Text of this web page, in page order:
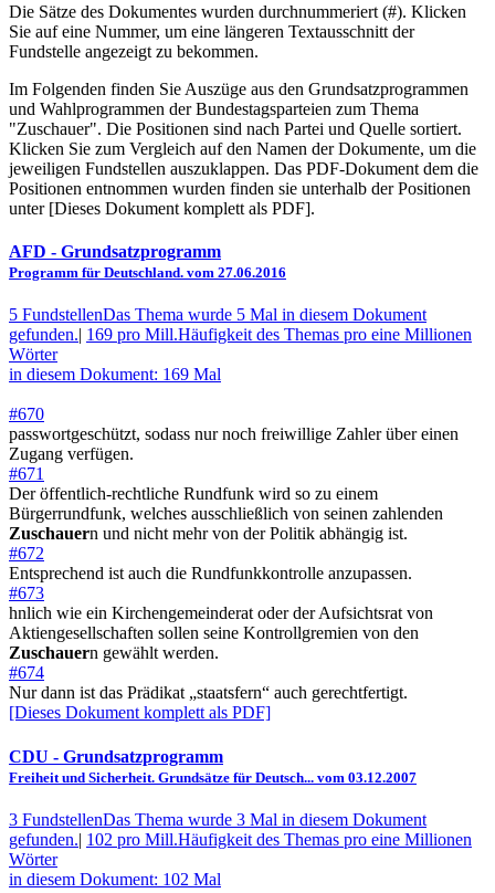
Die Sätze des Dokum­entes wurden durch­nummeriert (#). Klicken
Sie auf eine Nummer, um eine längeren Textausschnitt der
Fundstelle angezeigt zu bekommen.
Im Folgenden finden Sie Auszüge aus den Grundsatz­program­men
und Wahl­program­men der Bundes­tags­parteien zum Thema
"Zuschauer". Die Posi­tionen sind nach Partei und Quelle sortiert.
Klicken Sie zum Vergleich auf den Namen der Dokumente, um die
jeweiligen Fundstellen aus­zu­klappen. Das PDF-Dokument dem die
Posi­tionen entnommen wurden finden sie unterhalb der Positionen
unter [Dieses Dokument komplett als PDF].
AFD - Grundsatzprogramm
Programm für Deutschland. vom 27.06.2016
5 FundstellenDas Thema wurde 5 Mal in diesem Dokument
gefunden.| 169 pro Mill.Häufigkeit des Themas pro eine Millionen
Wörter
in diesem Dokument: 169 Mal
#670
passwortgeschützt, sodass nur noch freiwillige Zahler über einen
Zugang verfügen.
#671
Der öffentlich-rechtliche Rundfunk wird so zu einem
Bürgerrundfunk, welches ausschließlich von seinen zahlenden
Zuschauern und nicht mehr von der Politik abhängig ist.
#672
Entsprechend ist auch die Rundfunkkontrolle anzupassen.
#673
hnlich wie ein Kirchengemeinderat oder der Aufsichtsrat von
Aktiengesellschaften sollen seine Kontrollgremien von den
Zuschauern gewählt werden.
#674
Nur dann ist das Prädikat „staatsfern“ auch gerechtfertigt.
[Dieses Dokument komplett als PDF]
CDU - Grundsatzprogramm
Freiheit und Sicherheit. Grundsätze für Deutsch... vom 03.12.2007
3 FundstellenDas Thema wurde 3 Mal in diesem Dokument
gefunden.| 102 pro Mill.Häufigkeit des Themas pro eine Millionen
Wörter
in diesem Dokument: 102 Mal